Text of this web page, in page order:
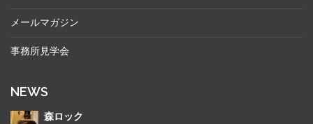
メールマガジン
事務所見学会
NEWS
森ロック